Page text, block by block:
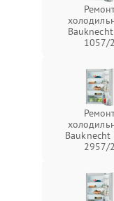
1057/2
Bauknecht
2957/2